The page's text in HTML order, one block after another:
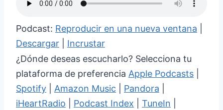
Podcast: Reproducir en una nueva ventana
Descargar
Incrustar
¿Dónde deseas escucharlo? Selecciona tu
plataforma de preferencia Apple Podcasts
Spotify
Amazon Music Pandora
iHeartRadio
Podcast Index TuneIn